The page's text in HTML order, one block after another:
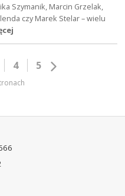
Szymanik, Marcin Grzelak,
czy Marek Stelar – wielu
4 5